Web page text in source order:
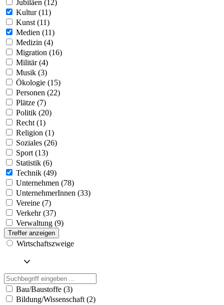
Jubiläen (12)
Kultur (11)
Kunst (11)
Medien (11)
Medizin (4)
Migration (16)
Militär (4)
Musik (3)
Ökologie (15)
Personen (22)
Plätze (7)
Politik (20)
Recht (1)
Religion (1)
Soziales (26)
Sport (13)
Statistik (6)
Technik (49)
Unternehmen (78)
UnternehmerInnen (33)
Vereine (7)
Verkehr (37)
Verwaltung (9)
Treffer anzeigen
Wirtschaftszweige
Bau/Baustoffe (3)
Bildung/Wissenschaft (2)